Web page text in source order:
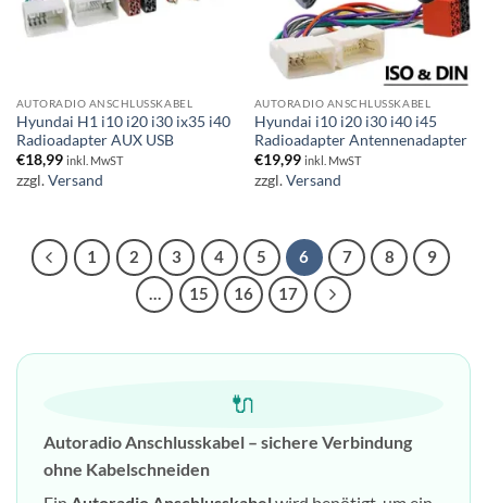
AUTORADIO ANSCHLUSSKABEL
Hyundai H1 i10 i20 i30 ix35 i40
Radioadapter AUX USB
€18,99 inkl. MwST
zzgl.Versand
AUTORADIO ANSCHLUSSKABEL
Hyundai i10 i20 i30 i40 i45
Radioadapter Antennenadapter
€19,99 inkl. MwST
zzgl.Versand
1 2 3 4 5 6 7 8
9
…
15 16 17
🔌
Autoradio Anschlusskabel – sichere Verbindung
ohne Kabelschneiden